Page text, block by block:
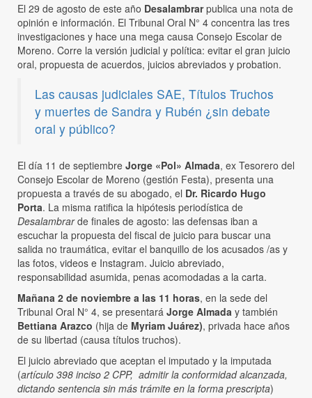
El 29 de agosto de este año Desalambrarpublica una nota de
opinión e información. El Tribunal Oral N° 4 concentra las tres
investigaciones y hace una mega causa Consejo Escolar de
Moreno. Corre la versión judicial y política: evitar el gran juicio
oral, propuesta de acuerdos, juicios abreviados y probation.
Las causas judiciales SAE, Títulos Truchos
y muertes de Sandra y Rubén ¿sin debate
oral y público?
El día 11 de septiembre Jorge «Pol» Almada, ex Tesorero del
Consejo Escolar de Moreno (gestión Festa), presenta una
propuesta a través de su abogado, el Dr. Ricardo Hugo
Porta. La misma ratifica la hipótesis periodística de
Desalambrarde finales de agosto: las defensas iban a
escuchar la propuesta del fiscal de juicio para buscar una
salida no traumática, evitar el banquillo de los acusados /as y
las fotos, videos e Instagram. Juicio abreviado,
responsabilidad asumida, penas acomodadas a la carta.
Mañana 2 de noviembre a las 11 horas, en la sede del
Tribunal Oral N° 4, se presentará Jorge Almada y también
Bettiana Arazco (hija de Myriam Juárez), privada hace años
de su libertad (causa títulos truchos).
El juicio abreviado que aceptan el imputado y la imputada
(artículo 398 inciso 2 CPP, admitir la conformidad alcanzada,
dictando sentencia sin más trámite en la forma prescripta)